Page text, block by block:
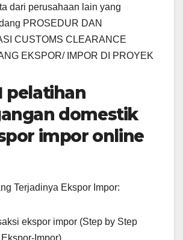
dari perusahaan lain yang
PROSEDUR DAN
CUSTOMS CLEARANCE
EKSPOR/ IMPOR DI PROYEK
pelatihan
domestik
impor online
Terjadinya Ekspor Impor:
ekspor impor (Step by Step
Impor)